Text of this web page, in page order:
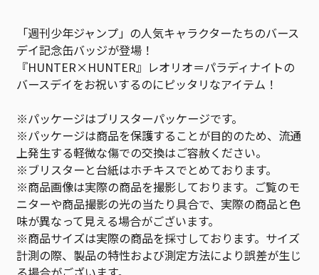
「週刊少年ジャンプ」の人気キャラクターたちのバース
デイ記念缶バッジが登場！
『HUNTER×HUNTER』レオリオ＝パラディナイトの
バースデイをお祝いするのにピッタリなアイテム！
※パッケージはブリスターパッケージです。
※パッケージは商品を保護することが目的のため、流通
上発生する軽微な傷での交換はご容赦ください。
※ブリスターと台紙はホチキスでとめております。
※商品画像は実際の商品を撮影しております。ご覧のモ
ニターや商品撮影の光の当たり具合で、実際の商品と色
味が異なって見える場合がございます。
※商品サイズは実際の商品を採寸しております。サイズ
計測の際、製品の特性および測定方法により誤差が生じ